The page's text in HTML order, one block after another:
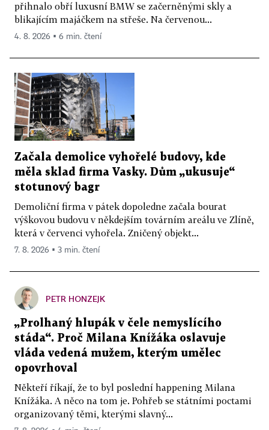
přihnalo obří luxusní BMW se začerněnými skly a
blikajícím majáčkem na střeše. Na červenou...
4. 8. 2026 ▪ 6 min. čtení
Začala demolice vyhořelé budovy, kde
měla sklad firma Vasky. Dům „ukusuje“
stotunový bagr
Demoliční firma v pátek dopoledne začala bourat
výškovou budovu v někdejším továrním areálu ve Zlíně,
která v červenci vyhořela. Zničený objekt...
7. 8. 2026 ▪ 3 min. čtení
PETR HONZEJK
„Prolhaný hlupák v čele nemyslícího
stáda“. Proč Milana Knížáka oslavuje
vláda vedená mužem, kterým umělec
opovrhoval
Někteří říkají, že to byl poslední happening Milana
Knížáka. A něco na tom je. Pohřeb se státními poctami
organizovaný těmi, kterými slavný...